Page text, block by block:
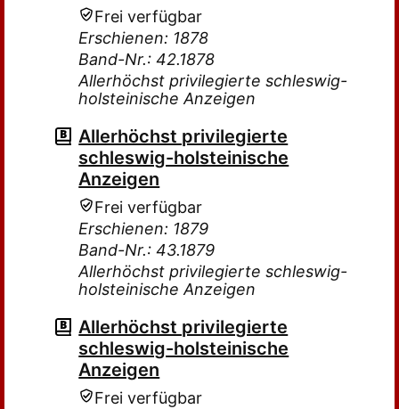
Frei verfügbar
Erschienen: 1878
Band-Nr.: 42.1878
Allerhöchst privilegierte schleswig-
holsteinische Anzeigen
Allerhöchst privilegierte
schleswig-holsteinische
Anzeigen
Frei verfügbar
Erschienen: 1879
Band-Nr.: 43.1879
Allerhöchst privilegierte schleswig-
holsteinische Anzeigen
Allerhöchst privilegierte
schleswig-holsteinische
Anzeigen
Frei verfügbar